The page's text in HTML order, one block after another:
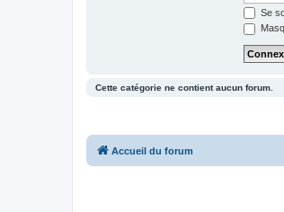
Se
Cette catégorie ne contient aucun forum.
Accueil du forum